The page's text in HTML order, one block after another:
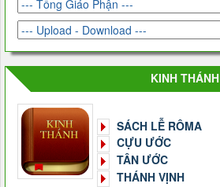
KINH THÁNH
SÁCH LỄ RÔMA
CỰU ƯỚC
TÂN ƯỚC
THÁNH VỊNH